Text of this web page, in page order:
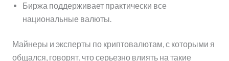
Биржа поддерживает практически все
национальные валюты.
Майнеры и эксперты по криптовалютам, с которыми я
общался, говорят, что серьезно влиять на такие